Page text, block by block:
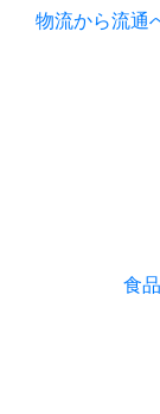
物流から流通
食